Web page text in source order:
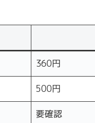
360円
500円
要確認